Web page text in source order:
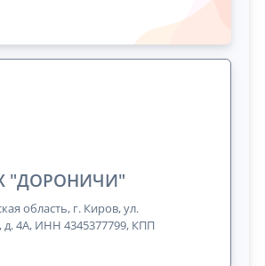
"ДОРОНИЧИ"
область, г. Киров, ул.
д. 4А, ИНН 4345377799, КПП